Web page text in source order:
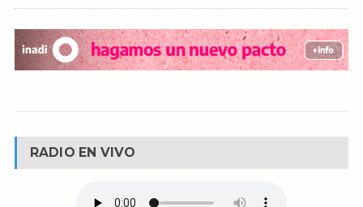
RADIO EN VIVO